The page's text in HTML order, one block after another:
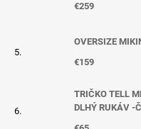
€259
OVERSIZE
€159
TRIČKO TELL
DLHÝ RUKÁV -